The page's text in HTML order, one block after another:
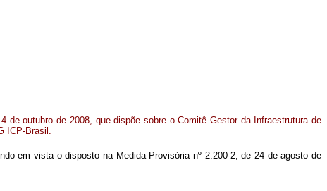
de outubro de 2008, que dispõe sobre o Comitê Gestor da Infraestrutura de
ICP-Brasil.
em vista o disposto na Medida Provisória nº 2.200-2, de 24 de agosto de